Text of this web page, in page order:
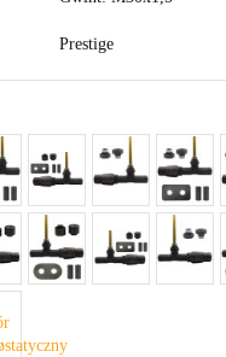
Prestige